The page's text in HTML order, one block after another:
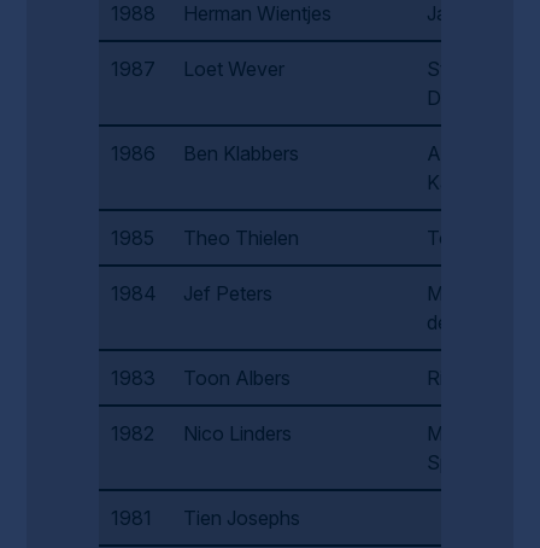
1988 Herman Wientjes Jan Veld
1987 Loet Wever
Stien van
Dam
1986 Ben Klabbers
An de
Kanter
1985 Theo Thielen Toon Moors
1984 Jef Peters
Mark van
der Heyden
1983 Toon Albers Riet Edens
1982 Nico Linders
Mathieu
Spiekmans
1981 Tien Josephs